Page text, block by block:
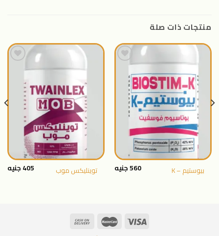
منتجات ذات صلة
اضافة
المنتجات
المفضلة
بيوستيم – K 560جنيه
المنتجات
المفضلة
توينليكس موب 405جنيه